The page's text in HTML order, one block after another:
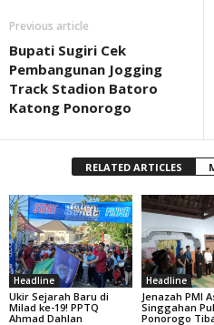
Previous article
Bupati Sugiri Cek
Pembangunan Jogging
Track Stadion Batoro
Katong Ponorogo
RELATED ARTICLES
Headline
Ukir Sejarah Baru di
Milad ke-19! PPTQ
Ahmad Dahlan
Headline
Jenazah PMI
Singgahan
Ponorogo